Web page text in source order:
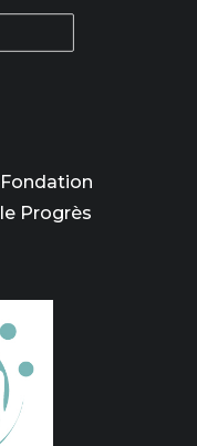
Progrès